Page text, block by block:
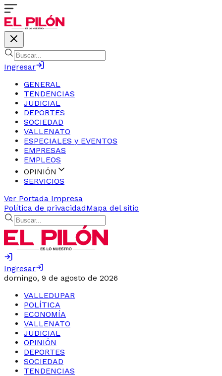
Ingresar
GENERAL
TENDENCIAS
JUDICIAL
DEPORTES
SOCIEDAD
VALLENATO
ESPECIALES y EVENTOS
EMPRESAS
EMPLEOS
OPINIÓN
SERVICIOS
Ver Portada Impresa
Política de privacidadMapa del sitio
Ingresar
domingo, 9 de agosto de 2026
VALLEDUPAR
POLÍTICA
ECONOMÍA
VALLENATO
JUDICIAL
OPINIÓN
DEPORTES
SOCIEDAD
TENDENCIAS